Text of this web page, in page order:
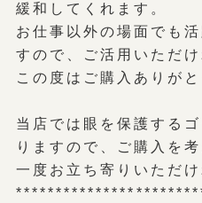
緩和してくれます。
お仕事以外の場面でも
すので、ご活用いただ
この度はご購入ありが
当店では眼を保護する
りますので、ご購入を
一度お立ち寄りいただ